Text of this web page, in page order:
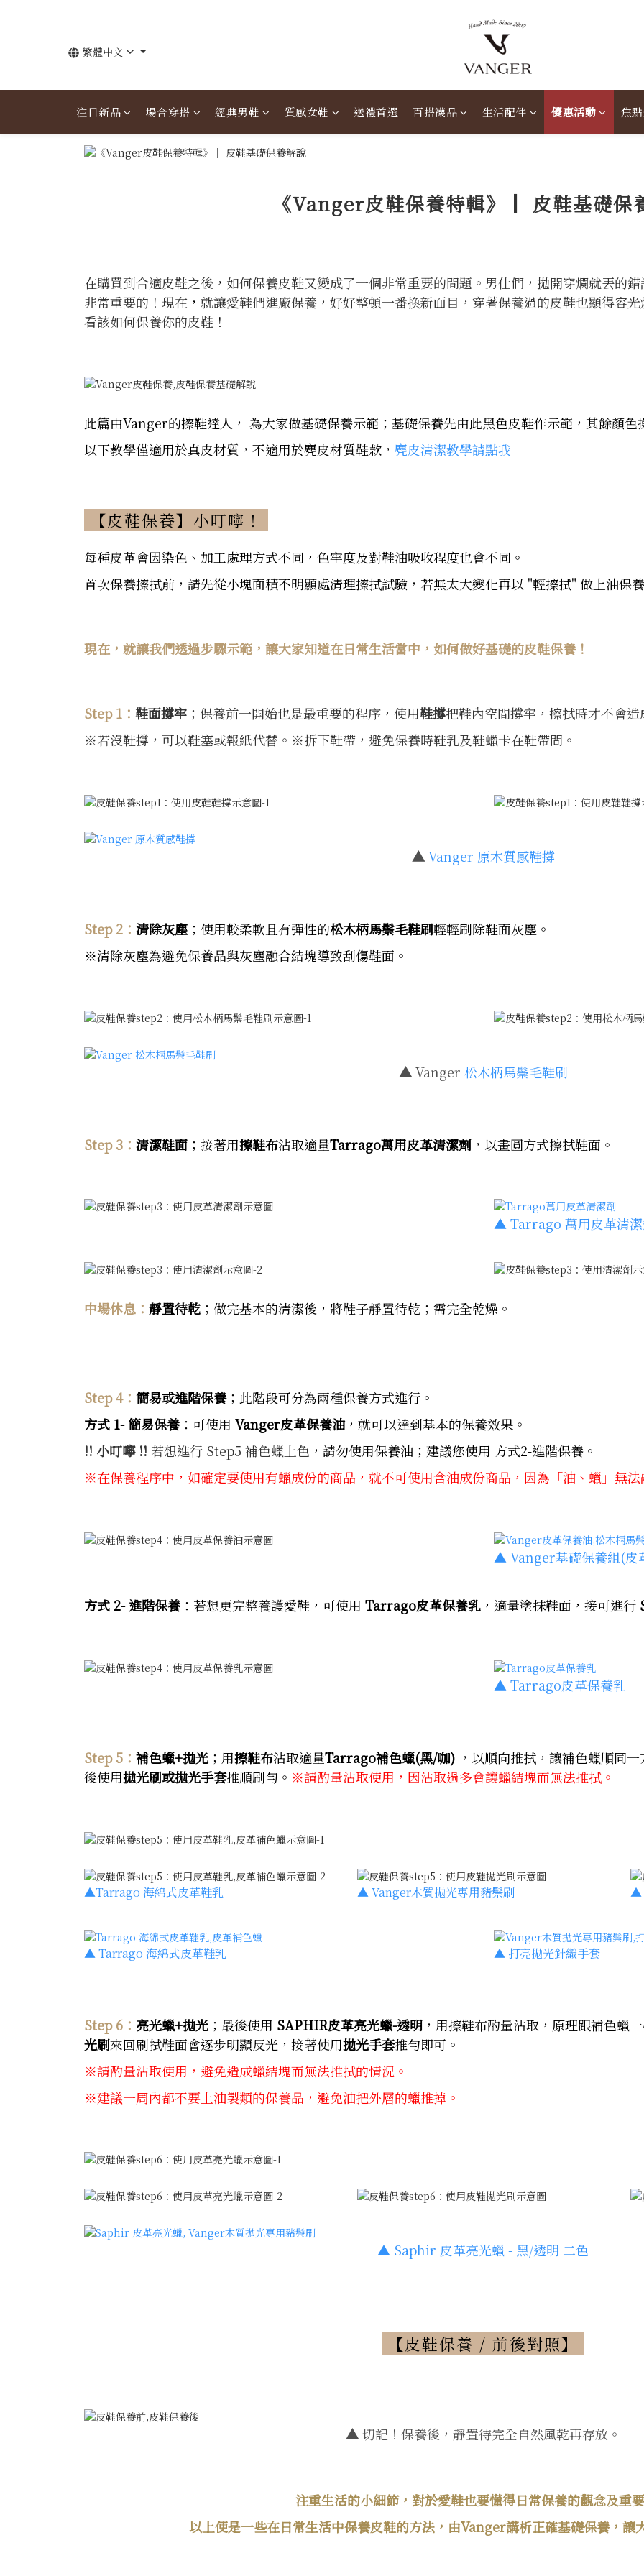
注目新品 場合穿搭 經典男鞋 質感女鞋 送禮首選 百搭襪品 生活配件 優惠活動 焦
繁體中文
《Vanger皮鞋保養特輯》║ 皮鞋基礎保
在購買到合適皮鞋之後 ， 如何保養皮鞋又變成了一個非常重要的問題。男仕們，拋開穿爛就丟的
非常重要的！現在 ， 就讓愛鞋們進廠保養，好好整頓一番換新面目，穿著保養過的皮鞋也顯得容
看該如何保養你的皮鞋 ！
此篇由Vanger的擦鞋達人， 為大家做基礎保養示範；基礎保養先由此黑色皮鞋作示範，其餘顏色
以下教學僅適用於真皮材質，不適用於麂皮材質鞋款， 麂皮清潔教學請點我
【皮鞋保養】小叮嚀！
每種皮革會因染色 、加工處理方式不同，色牢度及對鞋油吸收程度也會不同。
首次保養擦拭前，請先從小塊面積不明顯處清理擦拭試驗，若無太大變化再以 "輕擦拭" 做上油保養
現在，就讓我們透過步驟示範，讓大家知道在日常生活當中，如何做好基礎的皮鞋保養！
Step 1： 鞋面撐牢 ；保養前一開始也是最重要的程序，使用鞋撐把鞋內空間撐牢，擦拭時才不會
※若沒鞋撐，可以鞋塞或報紙代替。 ※拆下鞋帶，避免保養時鞋乳及鞋蠟卡在鞋帶間。
▲ Vanger 原木質感鞋撐
Step 2： 清除灰塵 ；使用較柔軟且有彈性的松木柄馬鬃毛鞋刷輕輕刷除鞋面灰塵。
※清除灰塵為避免保養品與灰塵融合結塊導致刮傷鞋面。
▲Vanger 松木柄馬鬃毛鞋刷
Step 3： 清潔鞋面 ；接著用擦鞋布沾取適量Tarrago萬用皮革清潔劑 ，以畫圓方式擦拭鞋面。
▲ Tarrago 萬用皮革清
中場休息： 靜置待乾 ；做完基本的清潔後，將鞋子靜置待乾；需完全乾燥。
Step 4： 簡易或進階保養；此階段可分為兩種保養方式進行。
方式 1- 簡易保養：可使用 Vanger皮革保養油，就可以達到基本的保養效果。
!! 小叮嚀 !! 若想進行 Step5 補色蠟上色 ，請勿使用保養油；建議您使用 方式2-進階保養。
※在保養程序中， 如確定要使用有蠟成份的商品，就不可使用含油成份商品，因為「油、蠟」無
▲ Vanger基礎保養組(皮
方式 2- 進階保養 ：若想更完整養護愛鞋，可使用 Tarrago皮革保養乳 ，適量塗抹鞋面，接可進行
▲ Tarrago皮革保養乳
Step 5： 補色蠟+拋光 ；用擦鞋布沾取適量Tarrago補色蠟(黑/咖) ，以順向推拭，讓補色蠟順同
後使用拋光刷或拋光手套推順刷勻。 ※請酌量沾取使用，因沾取過多會讓蠟結塊而無法推拭。
▲Tarrago 海綿式皮革鞋乳 ▲ Vanger木質拋光專用豬鬃刷 ▲
▲ Tarrago 海綿式皮革鞋乳 ▲ 打亮拋光針織手套
Step 6： 亮光蠟+拋光 ；最後使用 SAPHIR皮革亮光蠟-透明 ，用擦鞋布酌量沾取，原理跟補色蠟
光刷來回刷拭鞋面會逐步明顯反光，接著使用拋光手套推勻即可。
※請酌量沾取使用，避免造成蠟結塊而無法推拭的情況。
※建議一周內都不要上油製類的保養品，避免油把外層的蠟推掉。
▲ Saphir 皮革亮光蠟 - 黑/透明 二色
【皮鞋保養 / 前後對照】
▲切記！保養後，靜置待完全自然風乾再存放。
注重生活的小細節，對於愛鞋也要懂得日常保養的觀念及重
以上便是一些在日常生活中保養皮鞋的方法，由Vanger講析正確基礎保養，讓